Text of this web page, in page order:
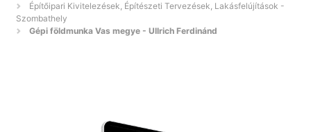
Építőipari Kivitelezések, Építészeti Tervezések, Lakásfelújítások -
Szombathely
Gépi földmunka Vas megye - Ullrich Ferdinánd